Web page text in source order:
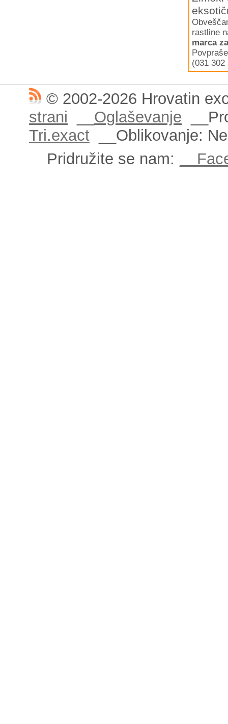
rastline
marca
(031
© 2002-2026 Hrovatin
strani
Oglaševanje
Tri.exact __Oblikovanje:
Pridružite se nam: